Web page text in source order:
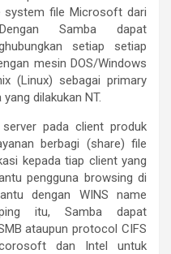
system file Microsoft dari
Samba dapat
setiap setiap
mesin DOS/Windows
(Linux) sebagai primary
dilakukan NT.
server pada client produk
berbagi (share) file
kepada tiap client yang
pengguna browsing di
dengan WINS name
itu, Samba dapat
ataupun protocol CIFS
dan Intel untuk